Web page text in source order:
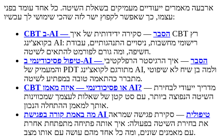
ארבעה מאמרים ייעודיים מעמיקים בשאלת השיטה. כל אחד עומד בפני
עצמו, כך שאפשר לקפוץ ישר לזה שהכי שימושי לך עכשיו:
CBT ב-AI — הסבר — סקירה ידידותית של איך CBT רץ
בקואצ'ינג AI: רישומי מחשבות, ניסויים התנהגותיים, עבודת
חשיפה, ומה גורם לפורמט להתאים לשיטה.
טיפול פסיכודינמי ב-AI — הסבר — איך הרגיסטר הרפלקטיבי
והמעמיק של PDT מתורגם לקואצ'ינג AI, ולמה בן שיח לא שיפוטי
מתברר כהתאמה טובה במפתיע לשיטה.
CBT או פסיכודינמי — איזה מאמן AI? — מדריך ייעודי לבחירת
השיטה הנפוצה ביותר, עם סט קטן של שאלות לעצמך שמכווינות
אותך למאמן ההתחלה הנכון.
מה באמת קורה בפגישת AI טיפולית — סקירת פגישה שמראה
את בחירת השיטה בפעולה: איך אותה פתיחה מתפתחת אחרת
עם מאמנים שונים, ומה כל אחד מהם עושה עם אותו מצב.